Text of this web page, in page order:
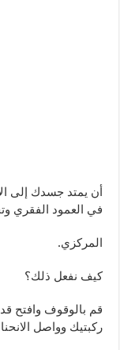
أن يمتد جسدك إلى
في العمود الفقري
المركزي.
كيف نفعل ذلك؟
قم بالوقوف وافتح
ركبتيك وواصل